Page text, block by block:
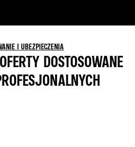
I UBEZPIECZENIA
DOSTOSOWANE